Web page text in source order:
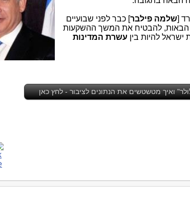
[שלמה פילבר] כבר לפני שבועיים
הבאות, להבטיח את המשך ההשקעות
להיות בין עשרת המדינות
ואיך מטשטשים את הנתונים לציבור - לחץ כאן